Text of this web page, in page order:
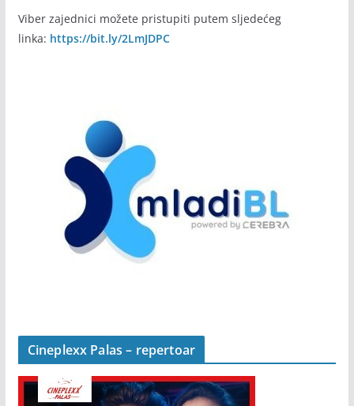
Koristili smo moderne kanale komunikacije jer su
namijenjeni brzom i efikasnom prijemu najnovijih vijesti i
https://bit.ly/2LmJDPC